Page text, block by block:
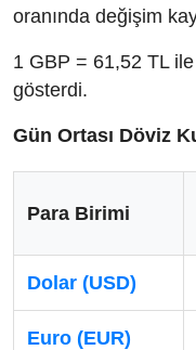
oranında değişim
1 GBP = 61,52 TL
gösterdi.
Gün Ortası Döviz
Para Birimi
Dolar (USD)
Euro (EUR)